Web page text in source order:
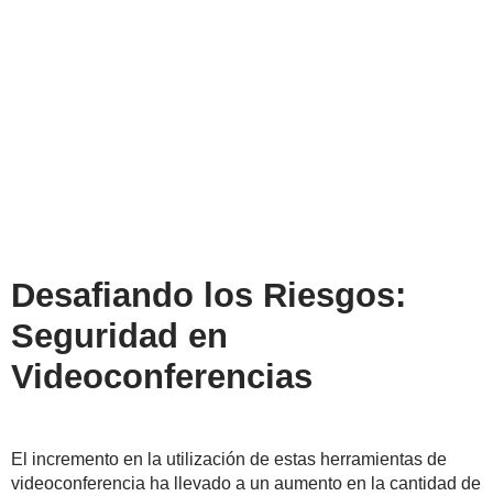
Desafiando los Riesgos:
Seguridad en
Videoconferencias
El incremento en la utilización de estas herramientas de
videoconferencia ha llevado a un aumento en la cantidad de